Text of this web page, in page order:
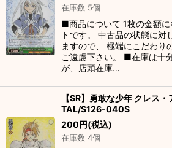
在庫数 5個
■商品について 1枚の金額
トです。 中古品の状態に対
ますので、 極端にこだわり
ご遠慮下さい。 ■在庫は十
が、店頭在庫…
【SR】勇敢な少年 クレス
TAL/S126-040S
200円(税込)
在庫数 4個